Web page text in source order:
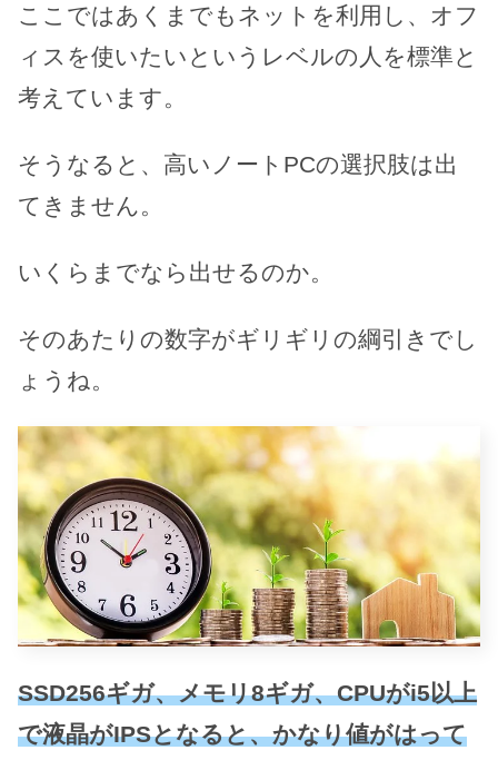
ここではあくまでもネットを利用し、オフ
ィスを使いたいというレベルの人を標準と
考えています。
そうなると、高いノートPCの選択肢は出
てきません。
いくらまでなら出せるのか。
そのあたりの数字がギリギリの綱引きでし
ょうね。
SSD256ギガ、メモリ8ギガ、CPUがi5以上
で液晶がIPSとなると、かなり値がはって